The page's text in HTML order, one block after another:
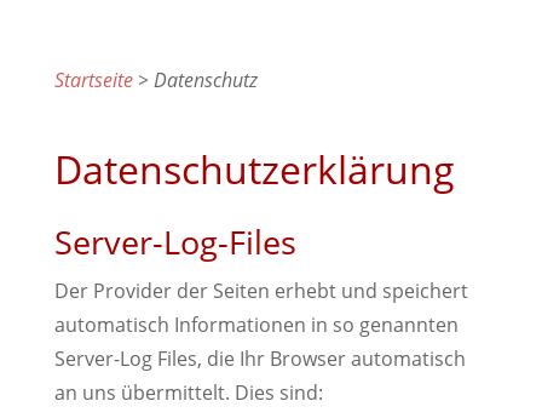
Startseite> Datenschutz
Datenschutzerklärung
Server-Log-Files
Der Provider der Seiten erhebt und speichert
automatisch Informationen in so genannten
Server-Log Files, die Ihr Browser automatisch
an uns übermittelt. Dies sind: